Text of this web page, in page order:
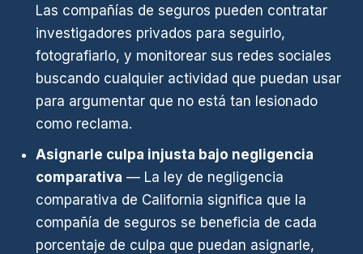
Las compañías de seguros pueden contratar
investigadores privados para seguirlo,
fotografiarlo, y monitorear sus redes sociales
buscando cualquier actividad que puedan usar
para argumentar que no está tan lesionado
como reclama.
Asignarle culpa injusta bajo negligencia
comparativa — La ley de negligencia
comparativa de California significa que la
compañía de seguros se beneficia de cada
porcentaje de culpa que puedan asignarle,